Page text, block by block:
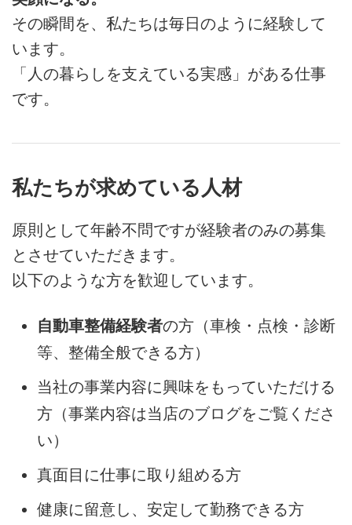
その瞬間を、私たちは毎日のように経験して
います。
「人の暮らしを支えている実感」がある仕事
です。
私たちが求めている人材
原則として年齢不問ですが経験者のみの募集
とさせていただきます。
以下のような方を歓迎しています。
自動車整備経験者の方（車検・点検・診断
等、整備全般できる方）
当社の事業内容に興味をもっていただける
方（事業内容は当店のブログをご覧くださ
い）
真面目に仕事に取り組める方
健康に留意し、安定して勤務できる方